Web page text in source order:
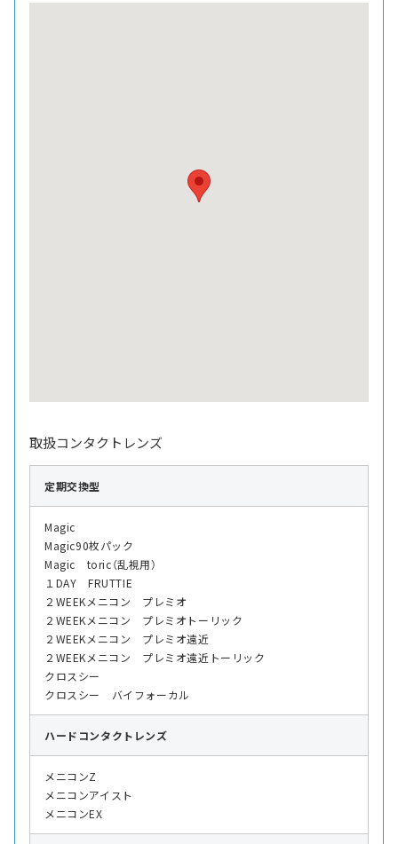
取扱コンタクトレンズ
定期交換型
Magic
Magic90枚パック
Magic toric（乱視用）
１DAY FRUTTIE
２WEEKメニコン プレミオ
２WEEKメニコン プレミオトーリック
２WEEKメニコン プレミオ遠近
２WEEKメニコン プレミオ遠近トーリック
クロスシー
クロスシー バイフォーカル
ハード コンタクトレンズ
メニコンZ
メニコンアイスト
メニコンEX